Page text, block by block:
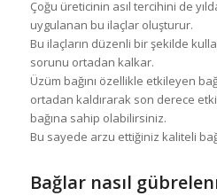
Çoğu üreticinin asıl tercihini de
uygulanan bu ilaçlar oluşturur.
Bu ilaçların düzenli bir şekilde
sorunu ortadan kalkar.
Üzüm bağını özellikle etkileyen
ortadan kaldırarak son derece
bağına sahip olabilirsiniz.
Bu sayede arzu ettiğiniz kaliteli
Bağlar nasıl